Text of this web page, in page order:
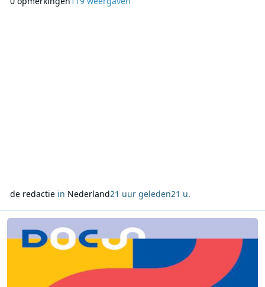
In Fonos wordt een omvangrijke collectie van meer dan 1,5
de redactiein Nederland21 uur geleden21 u.
Lees meer over DOCS brengt in augustus drie korte podcastseries